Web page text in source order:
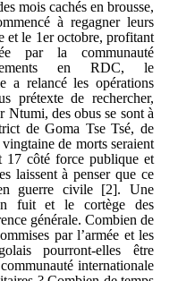
mois cachés en brousse,
à regagner leurs
et le 1er octobre, profitant
par la communauté
en RDC, le
a relancé les opérations
prétexte de rechercher,
Ntumi, des obus se sont à
de Goma Tse Tsé, de
de morts seraient
17 côté force publique et
laissent à penser que ce
guerre civile [2]. Une
fuit et le cortège des
générale. Combien de
par l’armée et les
pourront-elles être
internationale